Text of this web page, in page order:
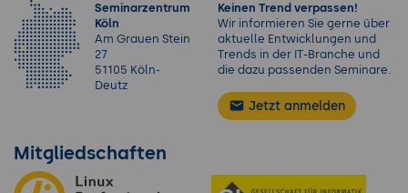
Seminarzentrum
Köln
Am Grauen Stein
27
51105 Köln-
Deutz
Keinen Trend verpassen!
Wir informieren Sie gerne über
aktuelle Entwicklungen und
Trends in der IT-Branche und
die dazu passenden Seminare.
Jetzt anmelden
Mitgliedschaften